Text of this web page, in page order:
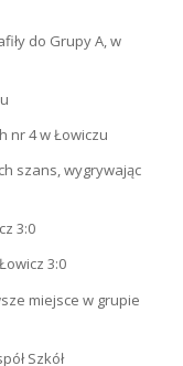
do Grupy A, w
nr 4 w Łowiczu
szans, wygrywając
3:0
3:0
miejsce w grupie
Szkół